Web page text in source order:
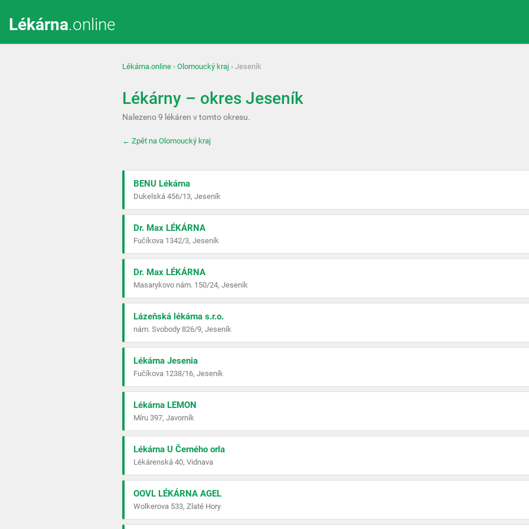
Lékárna.online
Lékárna.online › Olomoucký kraj › Jeseník
Lékárny – okres Jeseník
Nalezeno 9 lékáren v tomto okresu.
← Zpět na Olomoucký kraj
BENU Lékárna
Dukelská 456/13, Jeseník
Dr. Max LÉKÁRNA
Fučíkova 1342/3, Jeseník
Dr. Max LÉKÁRNA
Masarykovo nám. 150/24, Jeseník
Lázeňská lékárna s.r.o.
nám. Svobody 826/9, Jeseník
Lékárna Jesenia
Fučíkova 1238/16, Jeseník
Lékárna LEMON
Míru 397, Javorník
Lékárna U Černého orla
Lékárenská 40, Vidnava
OOVL LÉKÁRNA AGEL
Wolkerova 533, Zlaté Hory